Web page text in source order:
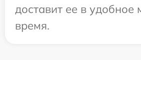
доставит ее в удобное
время.